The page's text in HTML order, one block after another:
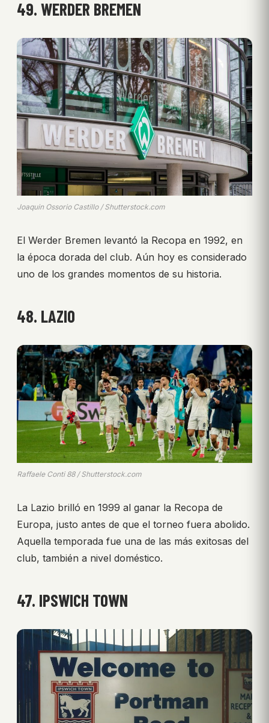
49. WERDER BREMEN
Joaquin Ossorio Castillo / Shutterstock.com
El Werder Bremen levantó la Recopa en 1992, en
la época dorada del club. Aún hoy es considerado
uno de los grandes momentos de su historia.
48. LAZIO
Raffaele Conti 88 / Shutterstock.com
La Lazio brilló en 1999 al ganar la Recopa de
Europa, justo antes de que el torneo fuera abolido.
Aquella temporada fue una de las más exitosas del
club, también a nivel doméstico.
47. IPSWICH TOWN